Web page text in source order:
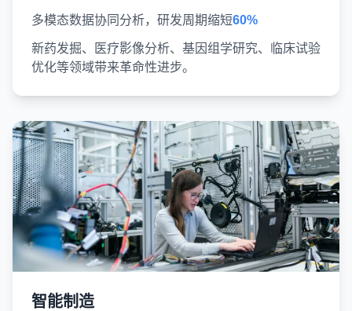
多模态数据协同分析，研发周期缩短60%
新药发掘、医疗影像分析、基因组学研究、临床试验
优化等领域带来革命性进步。
智能制造